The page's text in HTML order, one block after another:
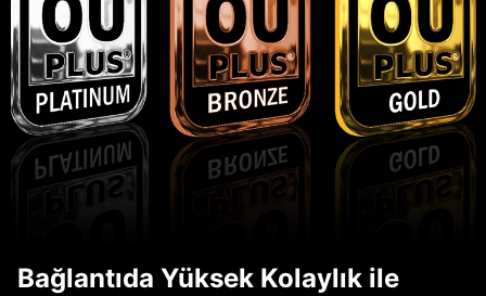
Bağlantıda Yüksek Kolaylık ile